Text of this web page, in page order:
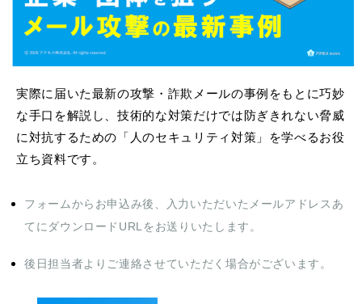
実際に届いた最新の攻撃・詐欺メールの事例をもとに巧妙
な手口を解説し、技術的な対策だけでは防ぎきれない脅威
に対抗するための「人のセキュリティ対策」を学べるお役
立ち資料です。
フォームからお申込み後、入力いただいたメールアドレスあ
てにダウンロードURLをお送りいたします。
後日担当者よりご連絡させていただく場合がございます。